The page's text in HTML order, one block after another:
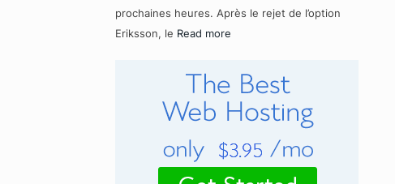
prochaines heures. Après le rejet de l’option
Eriksson, le Read more